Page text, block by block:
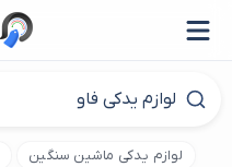
لوازم یدکی ماشین سنگین